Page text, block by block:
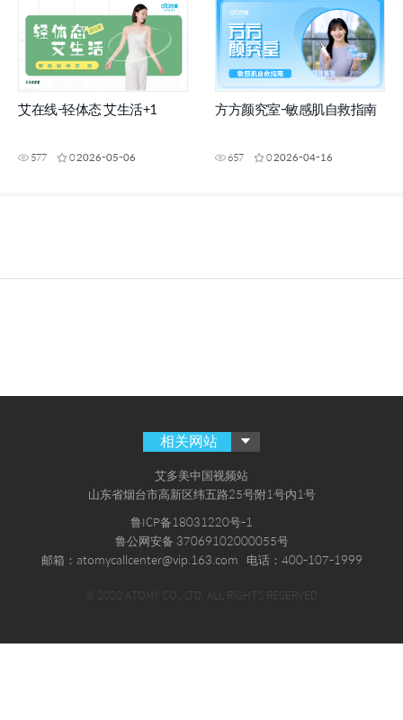
艾在线-轻体态 艾生活+1
577 02026-05-06
方方颜究室-敏感肌自救指南
657 02026-04-16
相关网站
艾多美中国视频站
山东省烟台市高新区纬五路25号附1号内1号
鲁ICP备18031220号-1
鲁公网安备 37069102000055号
邮箱：atomycallcenter@vip.163.com 电话：400-107-1999
© 2020 ATOMY CO., LTD. ALL RIGHTS RESERVED